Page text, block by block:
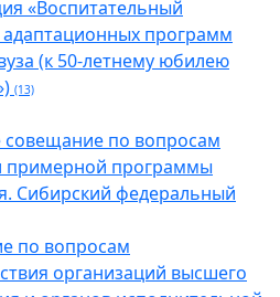
«Воспитательный
программ
(к 50-летнему юбилею
(13)
по вопросам
примерной программы
Сибирский федеральный
по вопросам
организаций высшего